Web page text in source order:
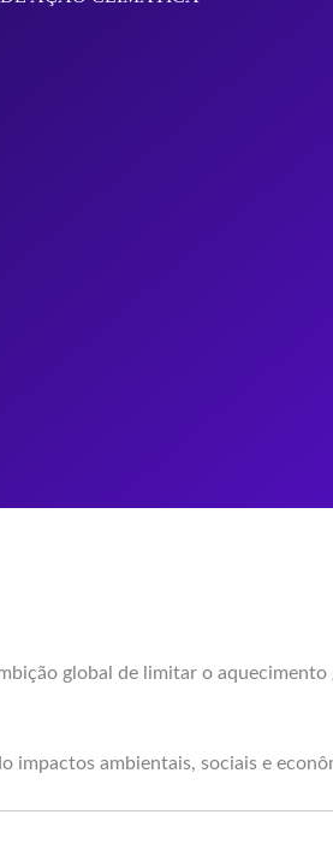
global de limitar o aquecimento
ambientais, sociais e